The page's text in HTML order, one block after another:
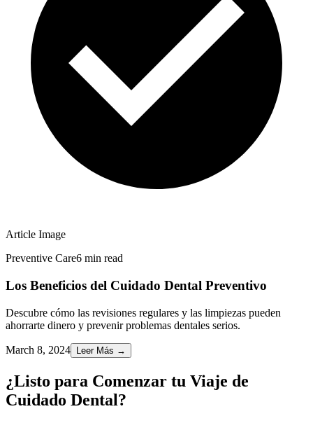
Article Image
Preventive Care6 min read
Los Beneficios del Cuidado Dental Preventivo
Descubre cómo las revisiones regulares y las limpiezas pueden
ahorrarte dinero y prevenir problemas dentales serios.
March 8, 2024 Leer Más →
¿Listo para Comenzar tu Viaje de
Cuidado Dental?